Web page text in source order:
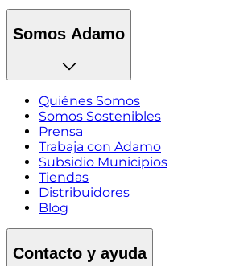
Somos Adamo
Quiénes Somos
Somos Sostenibles
Prensa
Trabaja con Adamo
Subsidio Municipios
Tiendas
Distribuidores
Blog
Contacto y ayuda